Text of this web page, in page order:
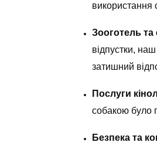
використання
Зооготель та
відпустки,
затишний
Послуги
собакою було
Безпека та